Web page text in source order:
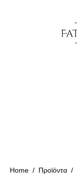
Home Προϊόντα